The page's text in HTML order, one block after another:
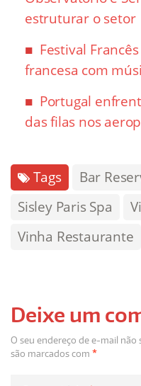
estruturar o setor
Festival
francesa com
Portugal
das filas nos
Tags Bar
Sisley Paris Spa
Vinha Restaurante
Deixe um
O seu endereço de e-mail não
são marcados com *